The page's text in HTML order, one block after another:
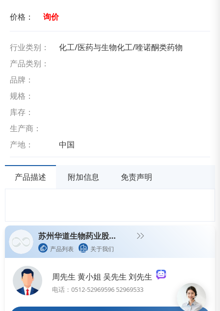
价格： 询价
行业类别：
化工/医药与生物化工/喹诺酮类药物
产品类别：
品牌：
规格：
库存：
生产商：
产地：
中国
产品描述 附加信息 免责声明
苏州华道生物药业股份有限公司
产品列表 关于我们
周先生 黄小姐 吴先生 刘先生
电话：0512-52969596 52969533